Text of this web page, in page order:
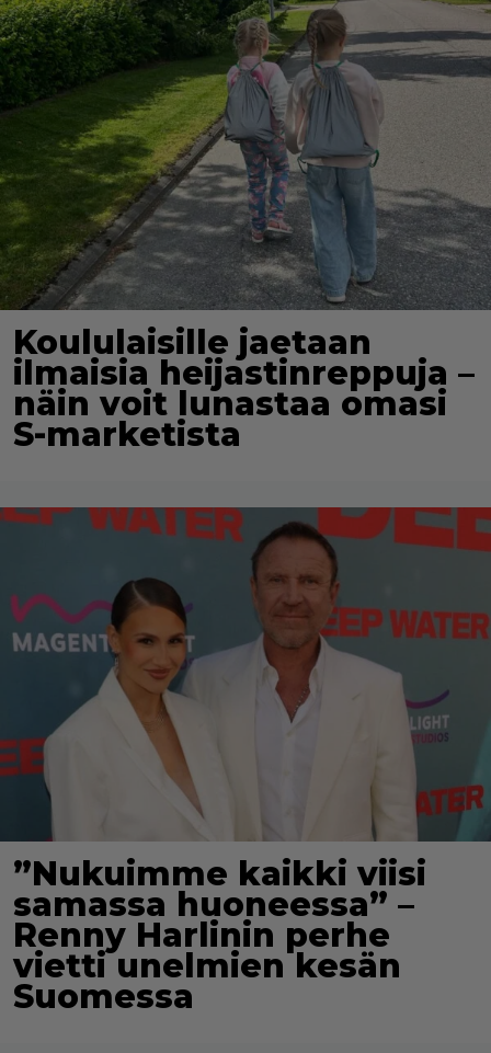
Koululaisille jaetaan
ilmaisia heijastinreppuja –
näin voit lunastaa omasi
S-marketista
”Nukuimme kaikki viisi
samassa huoneessa” –
Renny Harlinin perhe
vietti unelmien kesän
Suomessa